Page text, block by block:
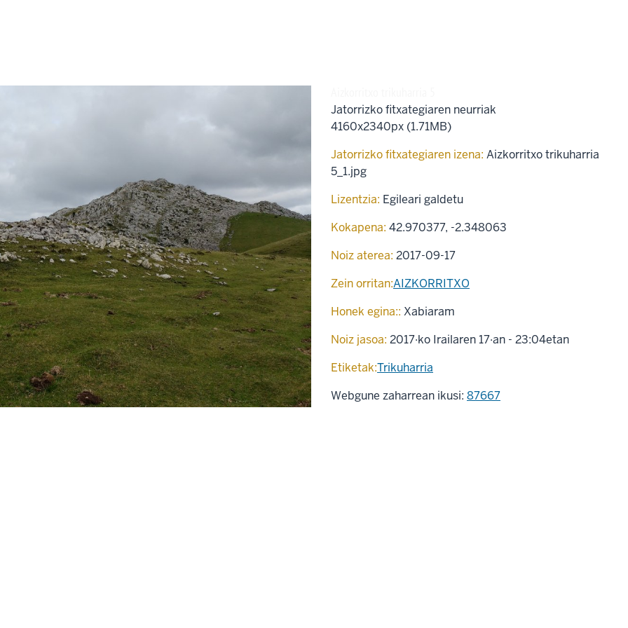
Jatorrizko fitxategiaren neurriak
4160x2340px (1.71MB)
Jatorrizko fitxategiaren izena: Aizkorritxo trikuharria
5_1.jpg
Lizentzia: Egileari galdetu
Kokapena: 42.970377, -2.348063
Noiz aterea: 2017-09-17
Zein orritan:AIZKORRITXO
Honek egina:: Xabiaram
Noiz jasoa: 2017·ko Irailaren 17·an - 23:04etan
Etiketak:Trikuharria
Webgune zaharrean ikusi: 87667